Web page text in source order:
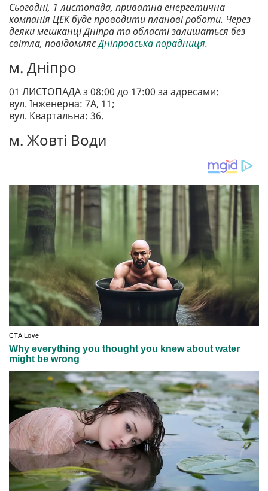
Сьогодні, 1 листопада, приватна енергетична
компанія ЦЕК буде проводити планові роботи. Через
деяки мешканці Дніпра та області залишаться без
світла, повідомляєДніпровська порадниця.
м. Дніпро
01 ЛИСТОПАДА з 08:00 до 17:00 за адресами:
вул. Інженерна: 7А, 11;
вул. Квартальна: 36.
м. Жовті Води